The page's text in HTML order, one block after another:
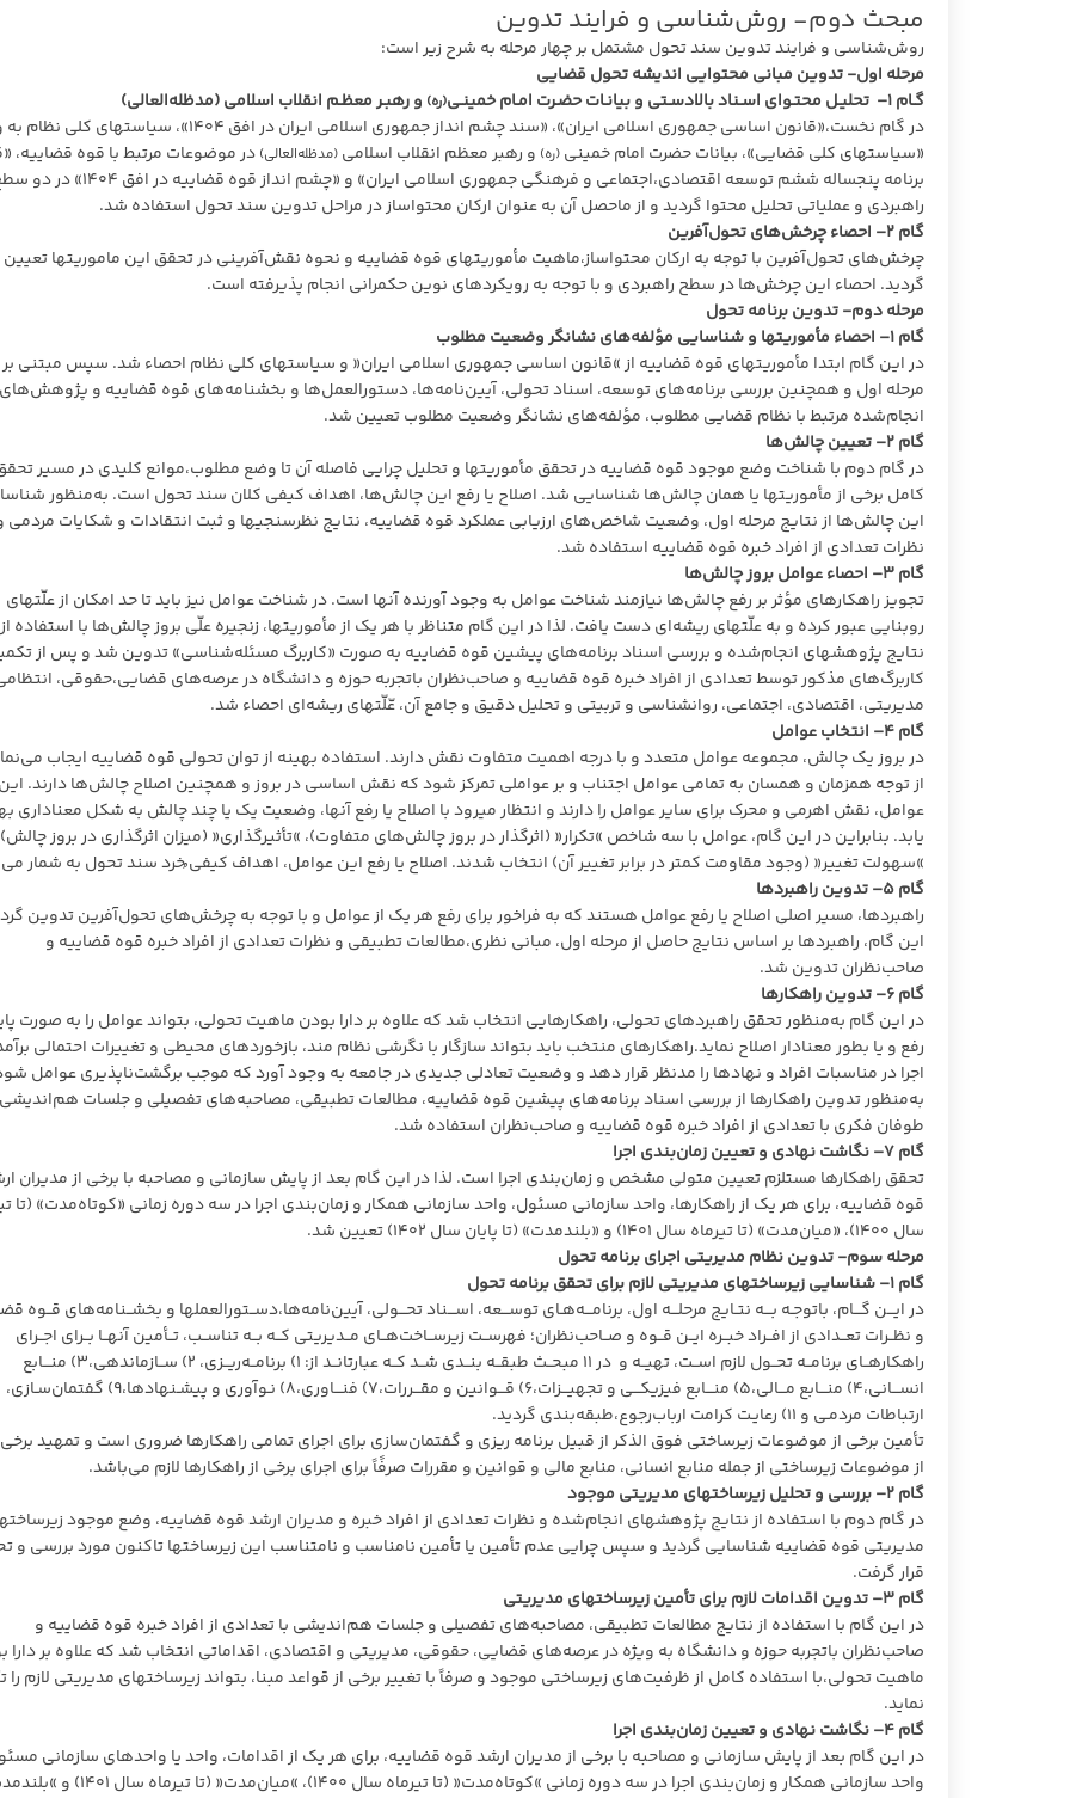
مبحث دوم- روش‌شناسی و فرایند تدوین
روش‌شناسی و فرایند تدوین سند تحول مشتمل بر چهار مرحله به شرح زیر است:
مرحله اول- تدوین مبانی محتوایی اندیشه تحول قضایی
گـام۱– تحلیـل محتـوای اسـناد بالادسـتی و بیانـات حضـرت امـام خمینـی(ره) و رهبـر معظـم انقلاب اسلامی(مدظله‌العالی)
در گام نخست،«قانون اساسی جمهوری اسلامی ایران»، «سند چشم انداز جمهوری اسلامی ایران در افق ۱۴۰۴»،
«سیاستهای کلی قضایی»، بیانات حضرت امام خمینی (ره) و رهبر معظم انقلاب اسلامی (مدظله‌العالی) در موضوعات مرتبط با قوه قضاییه،
برنامه پنجساله ششم توسعه اقتصادی،اجتماعی و فرهنگی جمهوری اسلامی ایران» و «چشم انداز قوه قضاییه در افق
راهبردی و عملیاتی تحلیل محتوا گردید و از ماحصل آن به عنوان ارکان محتواساز در مراحل تدوین سند تحول استفاده شد.
گام۲– احصاء چرخش‌های تحول‌آفرین
چرخش‌های تحول‌آفرین با توجه به ارکان محتواساز،ماهیت مأموریتهای قوه قضاییه و نحوه نقش‌آفرینی در تحقق این ماموریتها تعیین
گردید. احصاء این چرخش‌ها در سطح راهبردی و با توجه به رویکردهای نوین حکمرانی انجام پذیرفته است.
مرحله دوم- تدوین برنامه تحول
گام۱– احصاء مأموریتها و شناسایی مؤلفه‌های نشانگر وضعیت مطلوب
در این گام ابتدا مأموریتهای قوه قضاییه از »قانون اساسی جمهوری اسلامی ایران« و سیاستهای کلی نظام احصاء شد. سپس مبتنی بر
مرحله اول و همچنین بررسی برنامه‌های توسعه، اسناد تحولی، آیین‌نامه‌ها، دستورالعمل‌ها و بخشنامه‌های قوه قضاییه و پژوهش‌های
انجام‌شده مرتبط با نظام قضایی مطلوب، مؤلفه‌های نشانگر وضعیت مطلوب تعیین شد.
گام۲– تعیین چالش‌ها
در گام دوم با شناخت وضع موجود قوه قضاییه در تحقق مأموریتها و تحلیل چرایی فاصله آن تا وضع مطلوب،موانع کلیدی در مسیر
کامل برخی از مأموریتها یا همان چالش‌ها شناسایی شد. اصلاح یا رفع این چالش‌ها، اهداف کیفی کلان سند تحول است. به‌منظور
این چالش‌ها از نتایج مرحله اول، وضعیت شاخص‌های ارزیابی عملکرد قوه قضاییه، نتایج نظرسنجیها و ثبت انتقادات و شکایات مردمی
نظرات تعدادی از افراد خبره قوه قضاییه استفاده شد.
گام۳– احصاء عوامل بروز چالش‌ها
تجویز راهکارهای مؤثر بر رفع چالش‌ها نیازمند شناخت عوامل به وجود آورنده آنها است. در شناخت عوامل نیز باید تا حد امکان از علّتهای
روبنایی عبور کرده و به علّتهای ریشه‌ای دست یافت. لذا در این گام متناظر با هر یک از مأموریتها، زنجیره علّی بروز چالش‌ها با استفاده از
نتایج پژوهشهای انجام‌شده و بررسی اسناد برنامه‌های پیشین قوه قضاییه به صورت «کاربرگ مسئله‌شناسی» تدوین شد و پس از
کاربرگ‌های مذکور توسط تعدادی از افراد خبره قوه قضاییه و صاحب‌نظران باتجربه حوزه و دانشگاه در عرصه‌های قضایی،حقوقی،
مدیریتی، اقتصادی، اجتماعی، روانشناسی و تربیتی و تحلیل دقیق و جامع آن، عّلّتهای ریشه‌ای احصاء شد.
گام۴– انتخاب عوامل
در بروز یک چالش، مجموعه عوامل متعدد و با درجه اهمیت متفاوت نقش دارند. استفاده بهینه از توان تحولی قوه قضاییه ایجاب
از توجه همزمان و همسان به تمامی عوامل اجتناب و بر عواملی تمرکز شود که نقش اساسی در بروز و همچنین اصلاح چالش‌ها دارند. این
عوامل، نقش اهرمی و محرک برای سایر عوامل را دارند و انتظار میرود با اصلاح یا رفع آنها، وضعیت یک یا چند چالش به شکل معناداری
یابد. بنابراین در این گام، عوامل با سه شاخص »تکرار« (اثرگذار در بروز چالش‌های متفاوت)، »تأثیرگذاری« (میزان اثرگذاری در بروز
»سهولت تغییر« (وجود مقاومت کمتر در برابر تغییر آن) انتخاب شدند. اصلاح یا رفع این عوامل، اهداف کیفی ُخرد سند تحول به شمار می
گام۵– تدوین راهبردها
راهبردها، مسیر اصلی اصلاح یا رفع عوامل هستند که به فراخور برای رفع هر یک از عوامل و با توجه به چرخش‌های تحول‌آفرین تدوین
این گام، راهبردها بر اساس نتایج حاصل از مرحله اول، مبانی نظری،مطالعات تطبیقی و نظرات تعدادی از افراد خبره قوه قضاییه و
صاحب‌نظران تدوین شد.
گام۶– تدوین راهکارها
در این گام به‌منظور تحقق راهبردهای تحولی، راهکارهایی انتخاب شد که علاوه بر دارا بودن ماهیت تحولی، بتواند عوامل را به صورت
رفع و یا بطور معنادار اصلاح نماید.راهکارهای منتخب باید بتواند سازگار با نگرشی نظام مند، بازخوردهای محیطی و تغییرات احتمالی
اجرا در مناسبات افراد و نهادها را مدنظر قرار دهد و وضعیت تعادلی جدیدی در جامعه به وجود آورد که موجب برگشت‌ناپذیری عوامل
به‌منظور تدوین راهکارها از بررسی اسناد برنامه‌های پیشین قوه قضاییه، مطالعات تطبیقی، مصاحبه‌های تفصیلی و جلسات
طوفان فکری با تعدادی از افراد خبره قوه قضاییه و صاحب‌نظران استفاده شد.
گام۷– نگاشت نهادی و تعیین زمان‌بندی اجرا
تحقق راهکارها مستلزم تعیین متولی مشخص و زمان‌بندی اجرا است. لذا در این گام بعد از پایش سازمانی و مصاحبه با برخی از مدیران
قوه قضاییه، برای هر یک از راهکارها، واحد سازمانی مسئول، واحد سازمانی همکار و زمان‌بندی اجرا در سه دوره زمانی «کوتاه‌مدت» (تا
سال ۱۴۰۰)، «میان‌مدت» (تا تیرماه سال ۱۴۰۱) و «بلندمدت» (تا پایان سال ۱۴۰۲) تعیین شد.
مرحله سوم- تدوین نظام مدیریتی اجرای برنامه تحول
گام۱– شناسایی زیرساختهای مدیریتی لازم برای تحقق برنامه تحول
در ایـــن گـــام، باتوجـه بـــه نتـایج مرحلـــه اول، برنامـــه‌هـای توســـعه، اســـناد تحـــولی، آیین‌نامه‌ها،دســتورالعملها و بخشــنامه‌های قــوه
و نظــرات تعــدادی از افــراد خبــره ایــن قــوه و صــاحب‌نظران؛ فهرســت زیرســاخت‌هــای مــدیریتی کــه بــه تناســب، تــأمین آنهــا بــرای اجــرای
راهکارهــای برنامــه تحــول لازم اســت، تهیــه و در ۱۱ مبحــث طبقــه بنــدی شــد کــه عبارتانــد از: ۱) برنامــه‌ریــزی، ۲) ســازماندهی،۳) منـــابع
ارتباطات مردمـی و ۱۱) رعایـت کرامت ارباب‌رجوع،طبقه‌بندی گردید.
تأمین برخی از موضوعات زیرساختی فوق الذکر از قبیل برنامه ریزی و گفتمان‌سازی برای اجرای تمامی راهکارها ضروری است و تمهید
از موضوعات زیرساختی از جمله منابع انسانی، منابع مالی و قوانین و مقررات صرفًاً برای اجرای برخی از راهکارها لازم می‌باشد.
گام۲– بررسی و تحلیل زیرساختهای مدیریتی موجود
در گام دوم با استفاده از نتایج پژوهشهای انجام‌شده و نظرات تعدادی از افراد خبره و مدیران ارشد قوه قضاییه، وضع موجود
مدیریتی قوه قضاییه شناسایی گردید و سپس چرایی عدم تأمین یا تأمین نامناسب و نامتناسب این زیرساختها تاکنون مورد بررسی و
قرار گرفت.
گام۳– تدوین اقدامات لازم برای تأمین زیرساختهای مدیریتی
در این گام با استفاده از نتایج مطالعات تطبیقی، مصاحبه‌های تفصیلی و جلسات هم‌اندیشی با تعدادی از افراد خبره قوه قضاییه و
صاحب‌نظران باتجربه حوزه و دانشگاه به ویژه در عرصه‌های قضایی، حقوقی، مدیریتی و اقتصادی، اقداماتی انتخاب شد که علاوه بر دارا
ماهیت تحولی،با استفاده کامل از ظرفیت‌های زیرساختی موجود و صرفاً با تغییر برخی از قواعد مبنا، بتواند زیرساختهای مدیریتی لازم را
نماید.
گام۴– نگاشت نهادی و تعیین زمان‌بندی اجرا
در این گام بعد از پایش سازمانی و مصاحبه با برخی از مدیران ارشد قوه قضاییه، برای هر یک از اقدامات، واحد یا واحدهای سازمانی
واحد سازمانی همکار و زمان‌بندی اجرا در سه دوره زمانی »کوتاه‌مدت« (تا تیرماه سال ۱۴۰۰)، »میان‌مدت«